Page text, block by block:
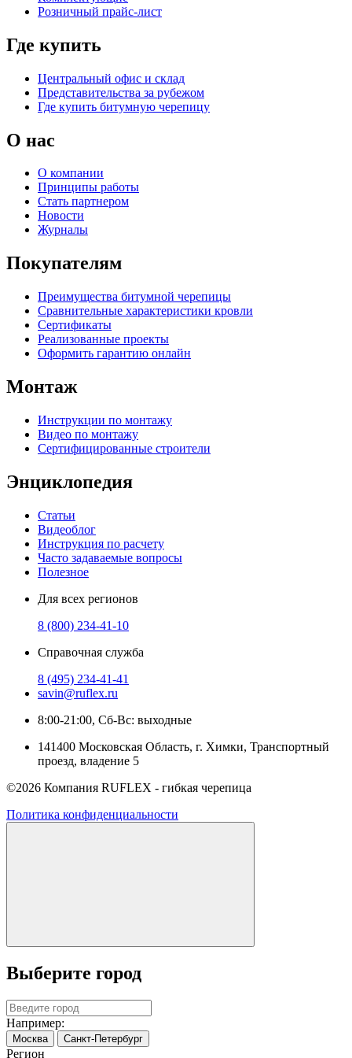
Розничный прайс-лист
Где купить
Центральный офис и склад
Представительства за рубежом
Где купить битумную черепицу
О нас
О компании
Принципы работы
Стать партнером
Новости
Журналы
Покупателям
Преимущества битумной черепицы
Сравнительные характеристики кровли
Сертификаты
Реализованные проекты
Оформить гарантию онлайн
Монтаж
Инструкции по монтажу
Видео по монтажу
Сертифицированные строители
Энциклопедия
Статьи
Видеоблог
Инструкция по расчету
Часто задаваемые вопросы
Полезное
Для всех регионов
8 (800) 234-41-10
Справочная служба
8 (495) 234-41-41
savin@ruflex.ru
8:00-21:00, Сб-Вс: выходные
141400 Московская Область, г. Химки, Транспортный
проезд, владение 5
©2026 Компания RUFLEX - гибкая черепица
Политика конфиденциальности
Выберите город
Например:
Москва Санкт-Петербург
Регион